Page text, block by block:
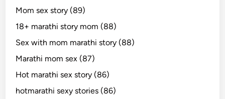
Mom sex story (89)
18+ marathi story mom (88)
Sex with mom marathi story (88)
Marathi mom sex (87)
Hot marathi sex story (86)
hotmarathi sexy stories (86)